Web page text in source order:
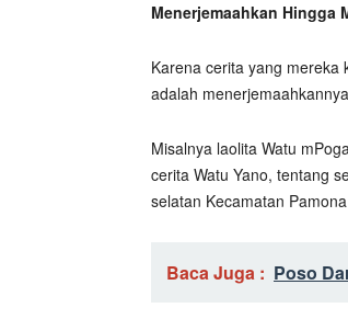
Menerjemaahkan Hingga
Karena cerita yang mereka
adalah
Misalnya laolita Watu
cerita Watu Yano, tentang
selatan Kecamatan
Baca Juga : Poso